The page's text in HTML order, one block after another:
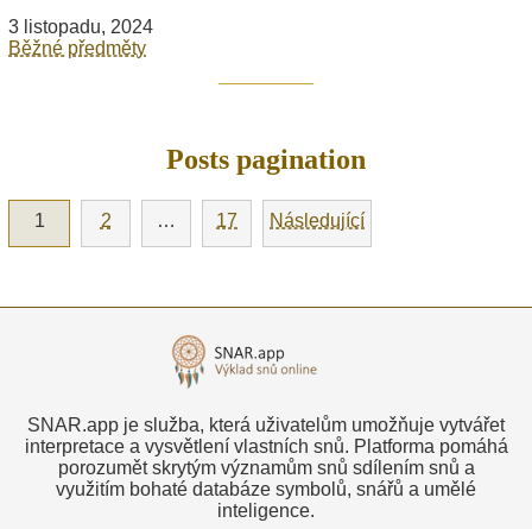
3 listopadu, 2024
Běžné předměty
Posts pagination
1 2 … 17 Následující
SNAR.app je služba, která uživatelům umožňuje vytvářet
interpretace a vysvětlení vlastních snů. Platforma pomáhá
porozumět skrytým významům snů sdílením snů a
využitím bohaté databáze symbolů, snářů a umělé
inteligence.